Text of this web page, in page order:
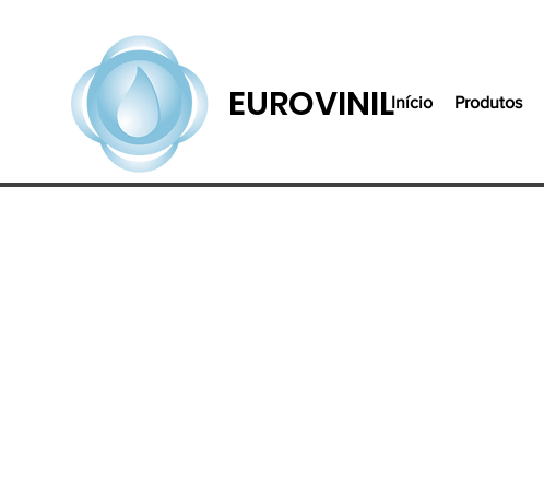
EUROVINILInício Produtos